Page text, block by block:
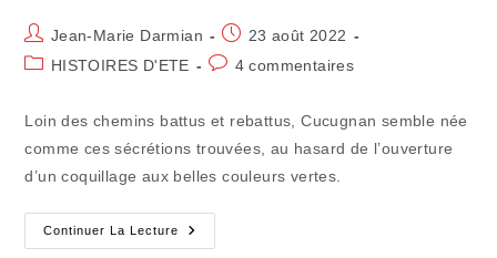
Auteur/autrice
de
Jean-Marie Darmian
Publication
publiée :
23 août 2022
PostHISTOIRES D'ETE
Commentaires
publication :
4 commentaires
Loin des chemins battus et rebattus, Cucugnan semble née
comme ces sécrétions trouvées, au hasard de l’ouverture
d’un coquillage aux belles couleurs vertes.
Continuer La Lecture
Ici
Et